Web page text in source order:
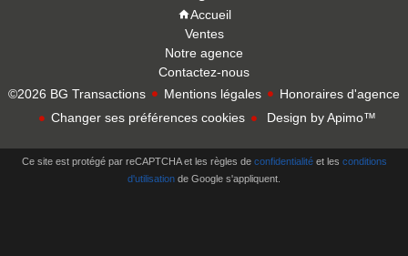
Accueil
Ventes
Notre agence
Contactez-nous
©2026 BG Transactions
Mentions légales
Honoraires d'agence
Changer ses préférences cookies
Design byApimo™
Ce site est protégé par reCAPTCHA et les règles de confidentialitéet les conditions
d'utilisation de Google s'appliquent.